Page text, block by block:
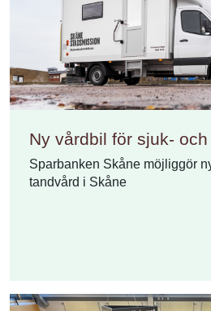
Ny vårdbil för sjuk-
Sparbanken Skåne möjliggör
tandvård i Skåne